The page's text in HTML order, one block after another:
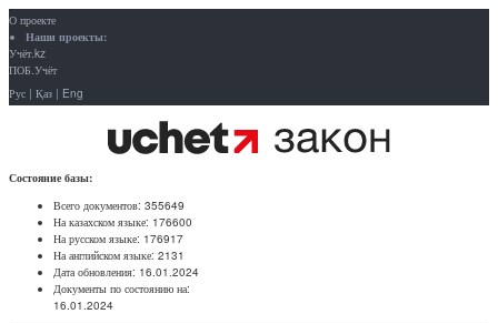
О проекте
Наши проекты:
Учёт.kz
ПОБ.Учёт
Рус | Қаз | Eng
Состояние базы:
Всего документов: 355649
На казахском языке: 176600
На русском языке: 176917
На английском языке: 2131
Дата обновления: 16.01.2024
Документы по состоянию на:
16.01.2024